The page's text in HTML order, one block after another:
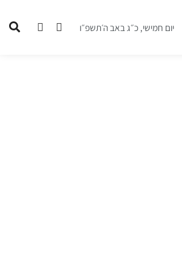
יום חמישי, כ״ג באב ה׳תשפ״ו